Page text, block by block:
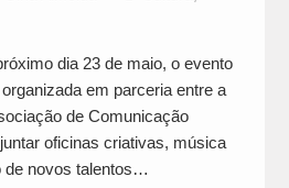
dia 23 de maio, o evento
em parceria entre a
de Comunicação
oficinas criativas, música
de novos talentos…